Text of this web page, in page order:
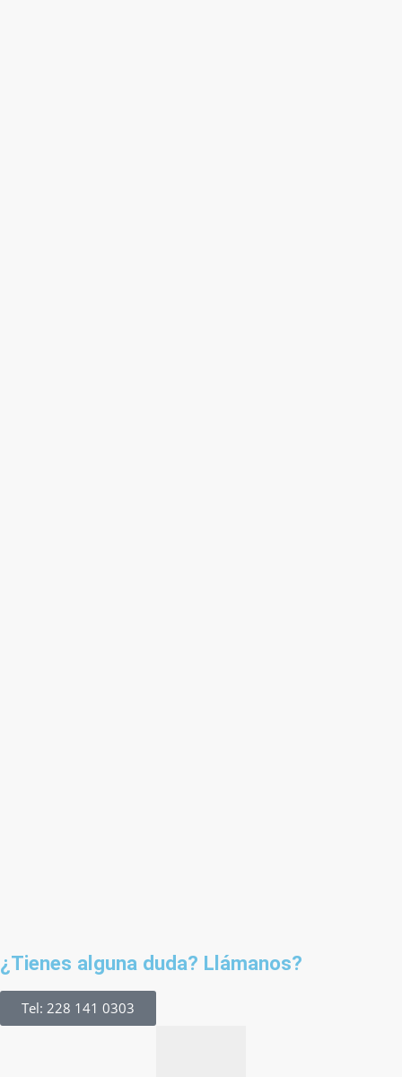
¿Tienes alguna duda? Llámanos?
Tel: 228 141 0303